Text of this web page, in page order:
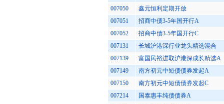
007050
鑫元恒利定期开放
007051
招商中债3-5年国开行A
007052
招商中债3-5年国开行C
007131
长城沪港深行业龙头精选混合
007139
富国民裕进取沪港深成长精选A
007149
南方初元中短债债券发起A
007150
南方初元中短债债券发起C
007214
国泰惠丰纯债债券A